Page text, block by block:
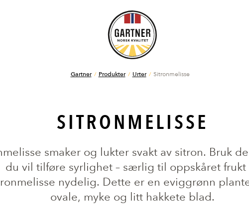
Gartner Produkter Urter Sitronmelisse
SITRONMELISSE
smaker og lukter svakt av sitron. Bruk
du vil tilføre syrlighet – særlig til oppskåret frukt
nydelig. Dette er en eviggrønn
ovale, myke og litt hakkete blad.